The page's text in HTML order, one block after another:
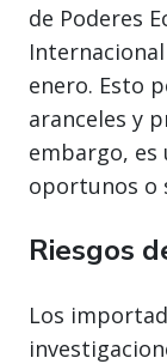
de Poderes
Internacional
enero. Esto
aranceles y
embargo, es
oportunos o
Riesgos
Los